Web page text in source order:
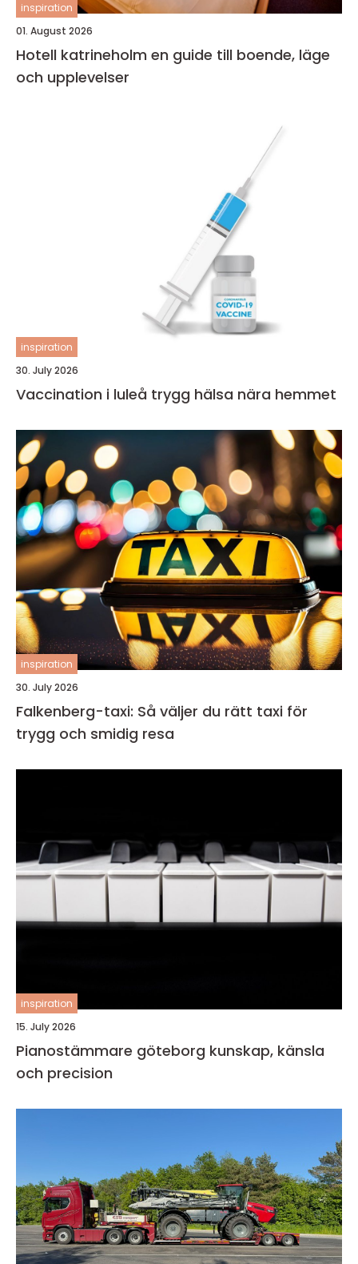
inspiration
01. August 2026
Hotell katrineholm en guide till boende, läge
och upplevelser
inspiration
30. July 2026
Vaccination i luleå trygg hälsa nära hemmet
inspiration
30. July 2026
Falkenberg-taxi: Så väljer du rätt taxi för
trygg och smidig resa
inspiration
15. July 2026
Pianostämmare göteborg kunskap, känsla
och precision